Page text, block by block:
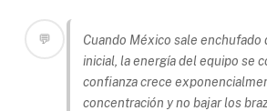
💬
Cuando México sale enchufado
inicial, la energía del equipo se
confianza crece
concentración y no bajar los